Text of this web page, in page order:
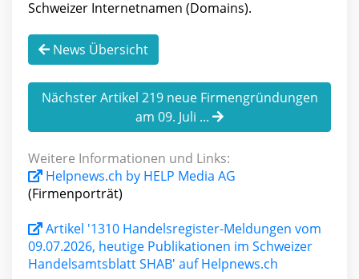
Schweizer Internetnamen (Domains).
News Übersicht
Nächster Artikel 219 neue Firmengründungen
am 09. Juli ...
Weitere Informationen und Links:
Helpnews.ch by HELP Media AG
(Firmenporträt)
Artikel '1310 Handelsregister-Meldungen vom
09.07.2026, heutige Publikationen im Schweizer
Handelsamtsblatt SHAB' auf Helpnews.ch